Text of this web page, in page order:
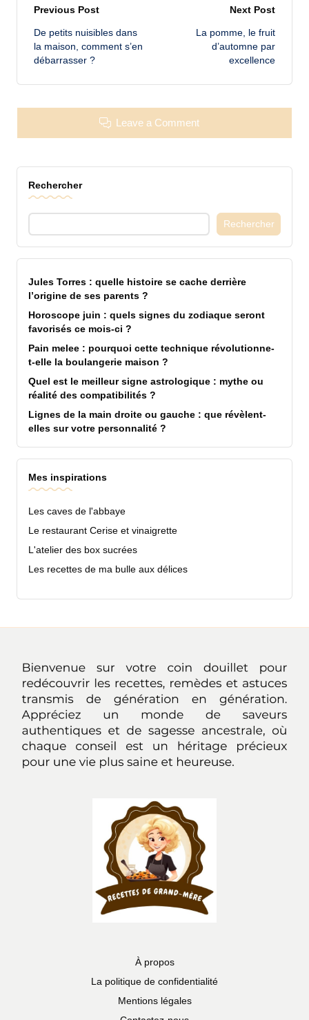
Post
navigation
Previous Post
De petits nuisibles dans
la maison, comment s’en
débarrasser ?
Next Post
La pomme, le fruit
d’automne par
excellence
Leave a Comment
Rechercher
Rechercher
Jules Torres : quelle histoire se cache derrière
l’origine de ses parents ?
Horoscope juin : quels signes du zodiaque seront
favorisés ce mois-ci ?
Pain melee : pourquoi cette technique révolutionne-
t-elle la boulangerie maison ?
Quel est le meilleur signe astrologique : mythe ou
réalité des compatibilités ?
Lignes de la main droite ou gauche : que révèlent-
elles sur votre personnalité ?
Mes inspirations
Les caves de l'abbaye
Le restaurant Cerise et vinaigrette
L'atelier des box sucrées
Les recettes de ma bulle aux délices
À propos
La politique de confidentialité
Mentions légales